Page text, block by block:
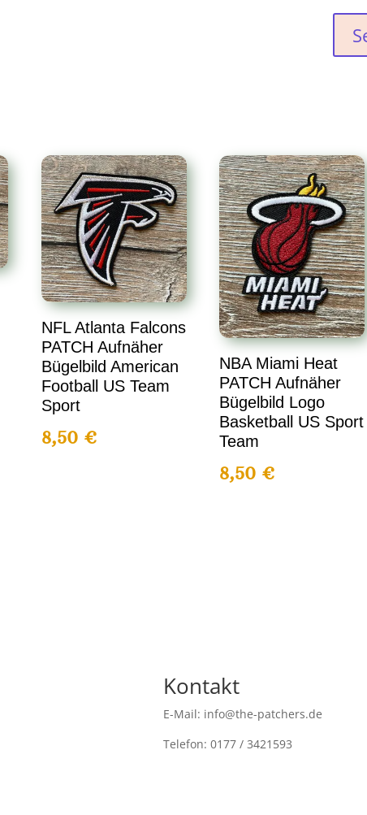
NFL Atlanta Falcons
PATCH Aufnäher
Bügelbild American
Football US Team
Sport
8,50 €
NBA Miami Heat
PATCH Aufnäher
Bügelbild Logo
Basketball US Sport
Team
8,50€
Kontakt
E-Mail: info@the-patchers.de
Telefon: 0177 / 3421593